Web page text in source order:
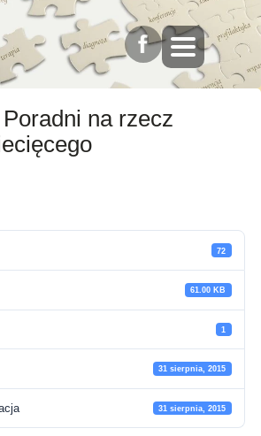
Poradni na rzecz
72
61.00 KB
1
31 sierpnia, 2015
31 sierpnia, 2015